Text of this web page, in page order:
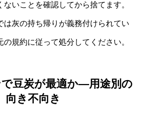
ないことを確認してから捨てます。
は灰の持ち帰りが義務付けられてい
の規約に従って処分してください。
豆炭が最適か―用途別の
向き不向き